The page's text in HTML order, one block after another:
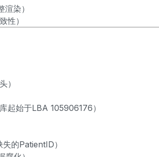
染）
性）
）
起始于LBA 105906176）
的PatientID）